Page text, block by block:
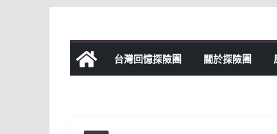
content
台灣回憶探險團 關於探險團